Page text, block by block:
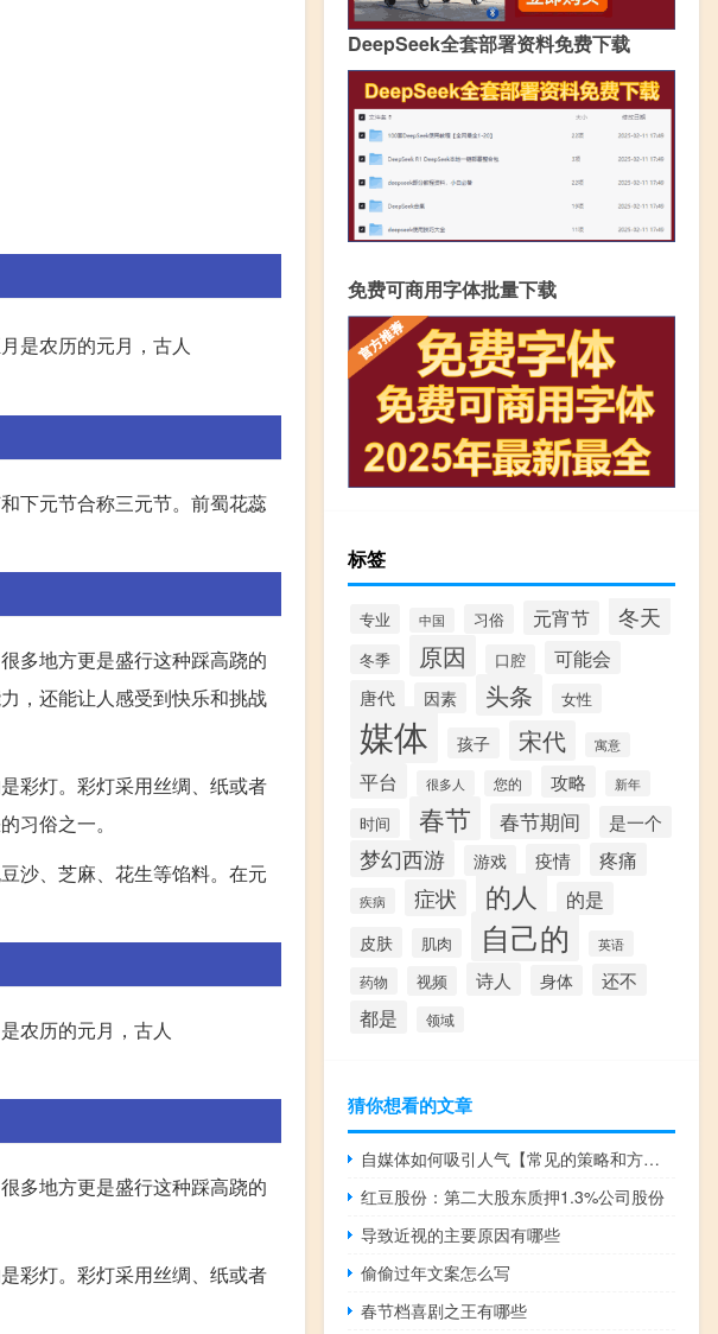
是农历的元月，古人
下元节合称三元节。前蜀花蕊
多地方更是盛行这种踩高跷的
，还能让人感受到快乐和挑战
彩灯。彩灯采用丝绸、纸或者
习俗之一。
沙、芝麻、花生等馅料。在元
农历的元月，古人
多地方更是盛行这种踩高跷的
彩灯。彩灯采用丝绸、纸或者
DeepSeek全套部署资料免费下载
免费可商用字体批量下载
标签
专业 中国 习俗 元宵节 冬天
冬季 原因 口腔
可能会
唐代
因素 头条 女性
媒体 孩子 宋代 寓意
平台 很多人 您的 攻略 新年
时间 春节 春节期间 是一个
梦幻西游 游戏 疫情 疼痛
疾病 症状 的人 的是
皮肤 肌肉 自己的 英语
药物 视频 诗人 身体 还不
都是 领域
猜你想看的文章
自媒体如何吸引人气【常见的策略和方法提高吸引力】
红豆股份：第二大股东质押1.3%公司股份
导致近视的主要原因有哪些
偷偷过年文案怎么写
春节档喜剧之王有哪些